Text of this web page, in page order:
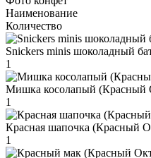
Наименование
Количество
Snickers minis шоколадный
1
Мишка косолапый (Красный
1
Красная шапочка (Красный
1